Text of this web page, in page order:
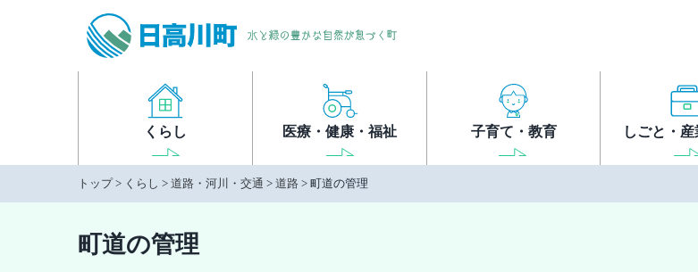
くらし 医療・健康・福祉 子育て・教育 しごと・
トップ> くらし > 道路・河川・交通 > 道路 > 町道の管理
町道の管理